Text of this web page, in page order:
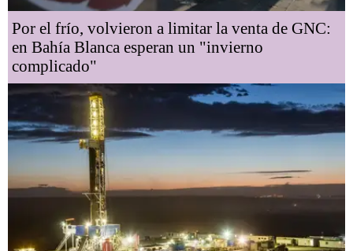
Por el frío, volvieron a limitar la venta de GNC:
en Bahía Blanca esperan un "invierno
complicado"